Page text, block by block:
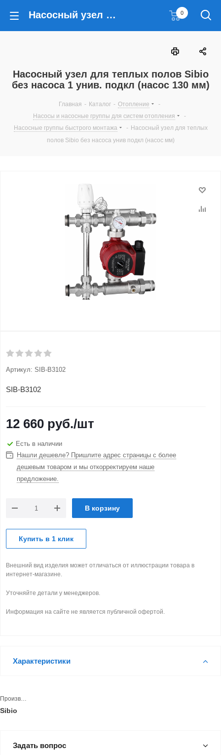
Насосный узел для теплых полов Sibio без насоса 1 унив. подкл (насос 130 мм) 0
Насосный узел для теплых полов Sibio
без насоса 1 унив. подкл (насос 130 мм)
Главная - Каталог - Отопление
-
Насосы и насосные группы для систем отопления
-
Насосные группы быстрого монтажа
- Насосный узел для теплых
полов Sibio без насоса унив подкл (насос мм)
Артикул: SIB-B3102
SIB-B3102
12 660 руб./шт
Есть в наличии
Нашли дешевле? Пришлите адрес страницы с более
дешевым товаром и мы откорректируем наше
предложение.
В корзину
Купить в 1 клик
Внешний вид изделия может отличаться от иллюстрации товара в
интернет-магазине.
Уточняйте детали у менеджеров.
Информация на сайте не является публичной офертой.
Характеристики
Производитель
Sibio
Задать вопрос